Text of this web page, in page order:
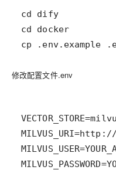
cd dify
cd docker
cp .env.example
修改配置文件.env